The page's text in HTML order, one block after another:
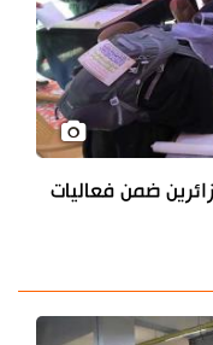
ضمن فعاليات